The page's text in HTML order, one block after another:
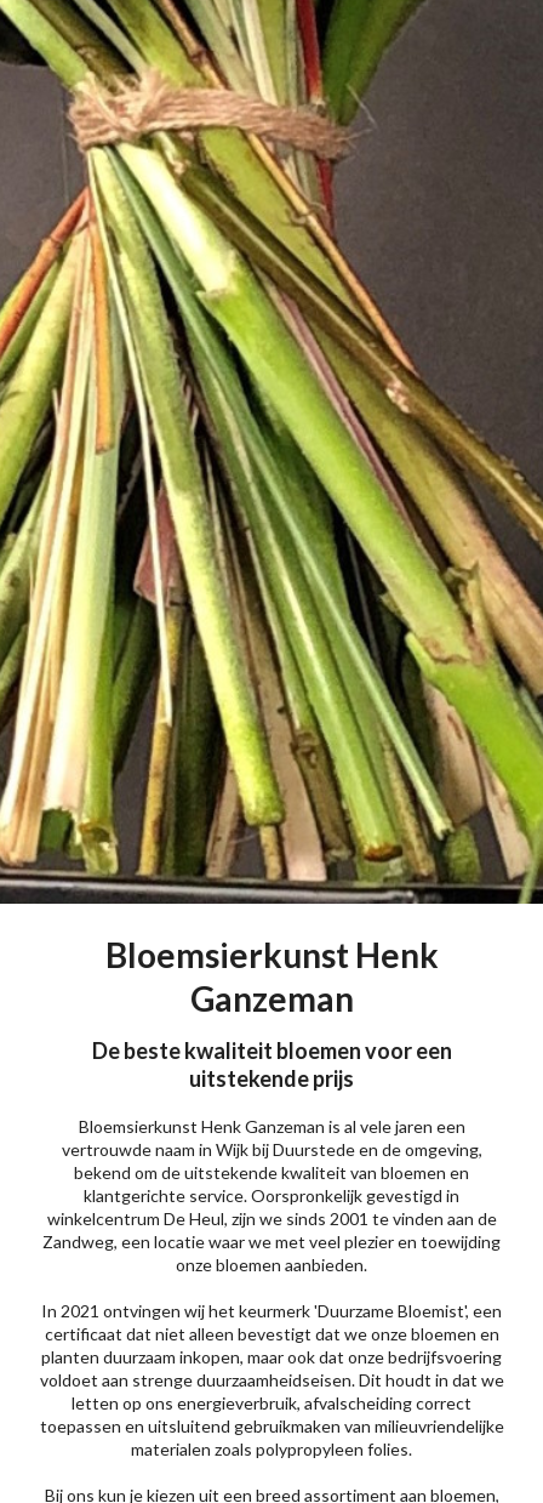
Bloemsierkunst Henk
Ganzeman
De beste kwaliteit bloemen voor een
uitstekende prijs
Bloemsierkunst Henk Ganzeman is al vele jaren een
vertrouwde naam in Wijk bij Duurstede en de omgeving,
bekend om de uitstekende kwaliteit van bloemen en
klantgerichte service. Oorspronkelijk gevestigd in
winkelcentrum De Heul, zijn we sinds 2001 te vinden aan de
Zandweg, een locatie waar we met veel plezier en toewijding
onze bloemen aanbieden.
In 2021 ontvingen wij het keurmerk 'Duurzame Bloemist', een
certificaat dat niet alleen bevestigt dat we onze bloemen en
planten duurzaam inkopen, maar ook dat onze bedrijfsvoering
voldoet aan strenge duurzaamheidseisen. Dit houdt in dat we
letten op ons energieverbruik, afvalscheiding correct
toepassen en uitsluitend gebruikmaken van milieuvriendelijke
materialen zoals polypropyleen folies.
Bij ons kun je kiezen uit een breed assortiment aan bloemen,